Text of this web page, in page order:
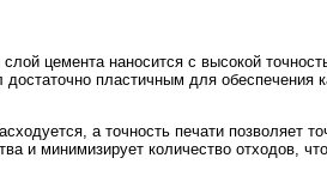
цемента наносится с высокой
пластичным для обеспечения
а точность печати позволяет
и минимизирует количество отходов,